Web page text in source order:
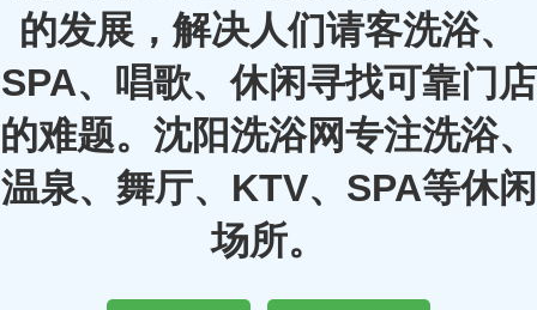
的发展，解决人们请客洗浴、
SPA、唱歌、休闲寻找可靠门店
的难题。沈阳洗浴网专注洗浴、
温泉、舞厅、KTV、SPA等休闲
场所。